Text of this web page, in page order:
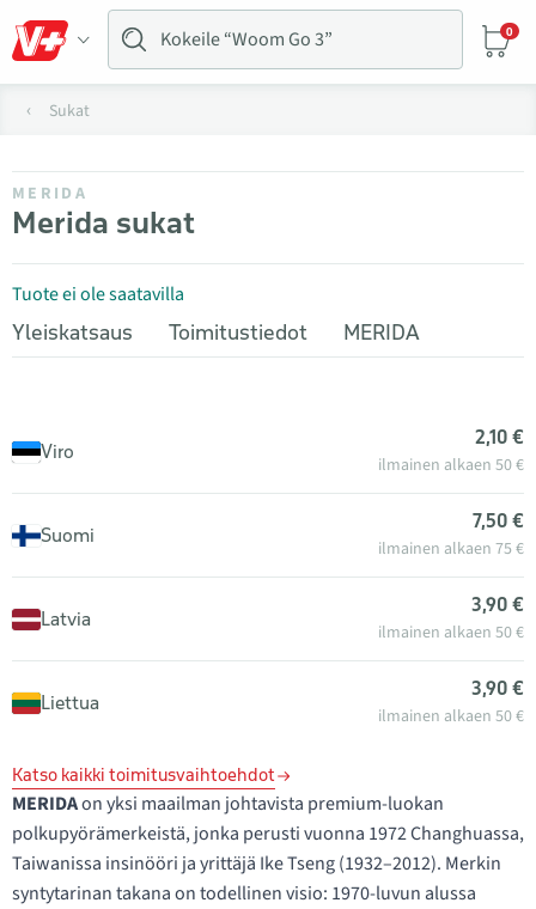
0
Sukat
MERIDA
Merida sukat
Tuote ei ole saatavilla
Yleiskatsaus
Toimitustiedot MERIDA
Viro
2,10 €
ilmainen alkaen 50 €
Suomi
7,50 €
ilmainen alkaen 75 €
Latvia
3,90 €
ilmainen alkaen 50 €
Liettua
3,90 €
ilmainen alkaen 50 €
Katso kaikki toimitusvaihtoehdot
MERIDAon yksi maailman johtavista premium-luokan
polkupyörämerkeistä, jonka perusti vuonna 1972 Changhuassa,
Taiwanissa insinööri ja yrittäjä Ike Tseng (1932–2012). Merkin
syntytarinan takana on todellinen visio: 1970-luvun alussa